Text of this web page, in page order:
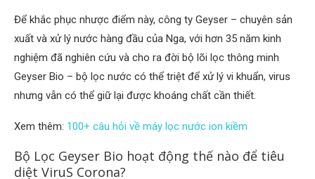
Để khắc phục nhược điểm này, công ty Geyser – chuyên sản
xuất và xử lý nước hàng đầu của Nga, với hơn 35 năm kinh
nghiệm đã nghiên cứu và cho ra đời bộ lõi lọc thông minh
Geyser Bio – bộ lọc nước có thể triệt để xử lý vi khuẩn, virus
nhưng vẫn có thể giữ lại được khoáng chất cần thiết.
Xem thêm: 100+ câu hỏi về máy lọc nước ion kiềm
Bộ Lọc Geyser Bio hoạt động thế nào để tiêu
diệt ViruS Corona?